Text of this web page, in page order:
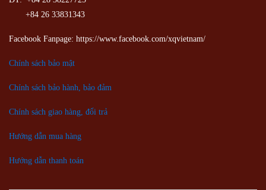
+84 26 33831343
Facebook Fanpage: https://www.facebook.com/xqvietnam/
Chính sách bảo mật
Chính sách bảo hành, bảo đảm
Chính sách giao hàng, đổi trả
Hướng dẫn mua hàng
Hướng dẫn thanh toán